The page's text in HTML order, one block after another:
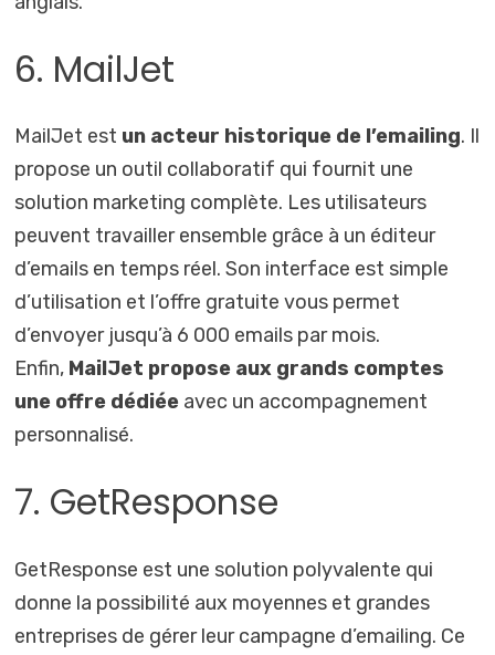
6. MailJet
MailJet est un acteur historique de l’emailing. Il
propose un outil collaboratif qui fournit une
solution marketing complète. Les utilisateurs
peuvent travailler ensemble grâce à un éditeur
d’emails en temps réel. Son interface est simple
d’utilisation et l’offre gratuite vous permet
d’envoyer jusqu’à 6 000 emails par mois.
Enfin, MailJet propose aux grands comptes
une offre dédiée avec un accompagnement
personnalisé.
7. GetResponse
GetResponse est une solution polyvalente qui
donne la possibilité aux moyennes et grandes
entreprises de gérer leur campagne d’emailing. Ce